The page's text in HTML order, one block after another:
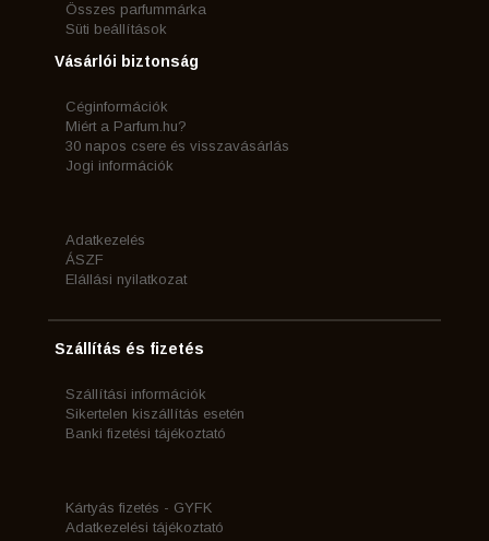
Összes parfummárka
Süti beállítások
Vásárlói biztonság
Céginformációk
Miért a Parfum.hu?
30 napos csere és visszavásárlás
Jogi információk
Adatkezelés
ÁSZF
Elállási nyilatkozat
Szállítás és fizetés
Szállítási információk
Sikertelen kiszállítás esetén
Banki fizetési tájékoztató
Kártyás fizetés - GYFK
Adatkezelési tájékoztató